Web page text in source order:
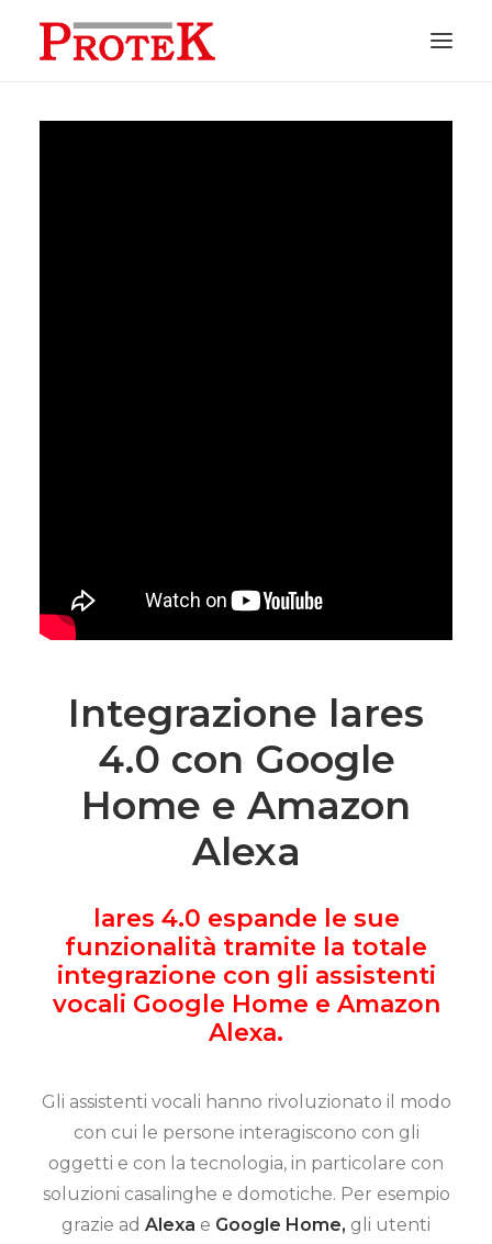
Integrazione lares
4.0 con Google
Home e Amazon
Alexa
lares 4.0 espande le sue
funzionalità tramite la totale
integrazione con gli assistenti
vocali Google Home e Amazon
Alexa.
Gli assistenti vocali hanno rivoluzionato il modo
con cui le persone interagiscono con gli
oggetti e con la tecnologia, in particolare con
soluzioni casalinghe e domotiche. Per esempio
grazie ad Alexa e Google Home, gli utenti